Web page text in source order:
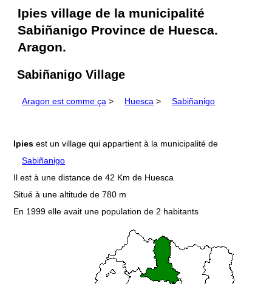
Ipies village de la municipalité
Sabiñanigo Province de Huesca.
Aragon.
Sabiñanigo Village
Aragon est comme ça > Huesca > Sabiñanigo
Ipies est un village qui appartient à la municipalité de
Sabiñanigo
Il est à une distance de 42 Km de Huesca
Situé à une altitude de 780 m
En 1999 elle avait une population de 2 habitants